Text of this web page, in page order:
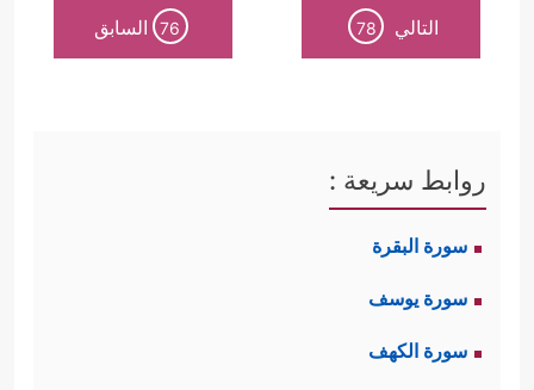
التالي 78
76 السابق
روابط سريعة :
سورة البقرة
سورة يوسف
سورة الكهف